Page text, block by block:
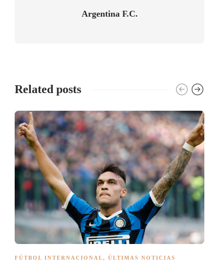
Argentina F.C.
Related posts
FÚTBOL INTERNACIONAL, ÚLTIMAS NOTICIAS